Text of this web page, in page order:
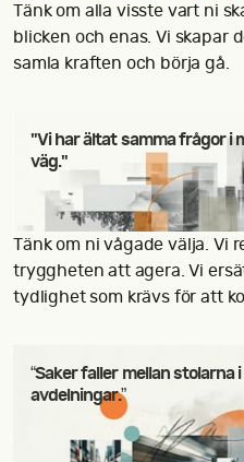
Tänk om alla visste vart ni
blicken och enas. Vi skapar
samla kraften och börja gå.
"Vi har ältat samma frågor i
väg."
Tänk om ni vågade välja. Vi
tryggheten att agera. Vi
tydlighet som krävs för att
“Saker faller mellan stolarna
avdelningar.”